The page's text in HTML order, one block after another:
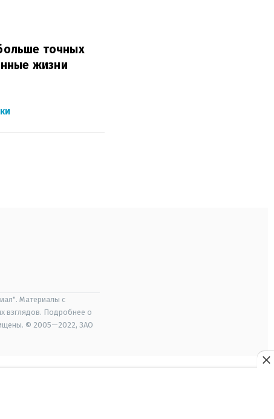
точных
жизни
Материалы с
взглядов. Подробнее о
© 2005—2022, ЗАО